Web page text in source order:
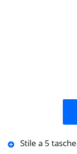
Stile a 5 tasche